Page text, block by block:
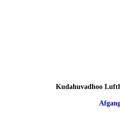
Kudahuvadhoo